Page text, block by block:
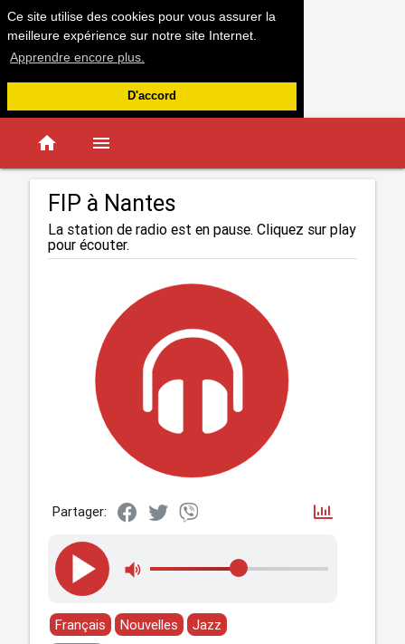
Ce site utilise des cookies pour vous assurer la
meilleure expérience sur notre site Internet.
Apprendre encore plus.
D'accord
home menu
FIP à Nantes
La station de radio est en pause. Cliquez sur play
pour écouter.
Partager:
Français Nouvelles
Jazz